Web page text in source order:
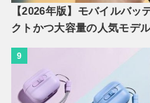
【2026年版】モバイルバ
クトかつ大容量の人気モデ
9